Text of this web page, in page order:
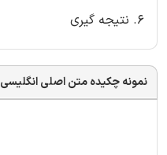
6. نتیجه گیری
نمونه چکیده متن اصلی انگلیسی